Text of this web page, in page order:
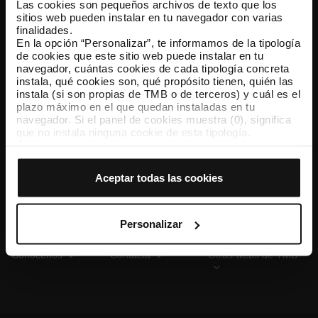
Las cookies son pequeños archivos de texto que los
sitios web pueden instalar en tu navegador con varias
finalidades.
En la opción “Personalizar”, te informamos de la tipología
de cookies que este sitio web puede instalar en tu
navegador, cuántas cookies de cada tipología concreta
instala, qué cookies son, qué propósito tienen, quién las
instala (si son propias de TMB o de terceros) y cuál es el
plazo máximo en el que quedan instaladas en tu
navegador. Si el panel de cookies muestra (0), significa
que no instala ninguna cookie de esta tipología.
que todas estas cookies se instalen en tu navegador.
tipología de cookies permite indicar si quieres que se
instalen o no las cookies de esa clase.
Una vez que hayas marcado tus preferencias, debes
hacer clic en “Seleccionar y configurar”. Así se instalarán
previamente. Te sugerimos que selecciones las cookies
de personalización, porque permiten recordar tus
opciones de navegación (como el idioma) y mejoran tu
Aceptar todas las cookies
Personalizar
TMB App
Descárgate TMB App y compra tus billetes
App Store Google Play
Conócenos Contacta Otras webs de TMB